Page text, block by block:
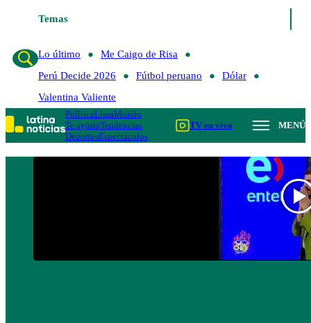
Temas
Lo último
Me Caigo de Risa
Perú Decide 2026
Fútbol peruano
Dólar
Valentina Valiente
PolíticaLimaMundo
Te ayudoTendencias
DeportesEspectáculos
TV en vivo MENÚ